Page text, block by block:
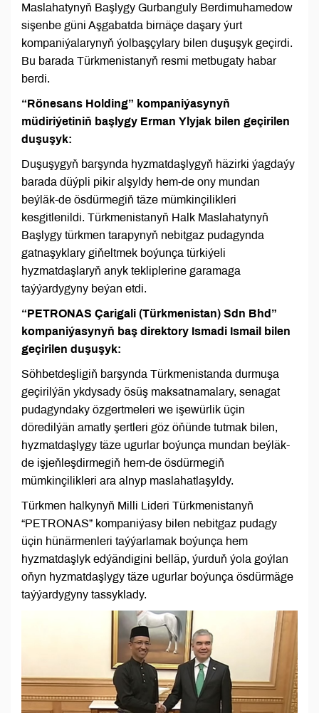
Maslahatynyň Başlygy Gurbanguly Berdimuhamedow
sişenbe güni Aşgabatda birnäçe daşary ýurt
kompaniýalarynyň ýolbaşçylary bilen duşuşyk geçirdi.
Bu barada Türkmenistanyň resmi metbugaty habar
berdi.
“Rönesans Holding” kompaniýasynyň
müdiriýetiniň başlygy Erman Ylyjak bilen geçirilen
duşuşyk:
Duşuşygyň barşynda hyzmatdaşlygyň häzirki ýagdaýy
barada düýpli pikir alşyldy hem-de ony mundan
beýläk-de ösdürmegiň täze mümkinçilikleri
kesgitlenildi. Türkmenistanyň Halk Maslahatynyň
Başlygy türkmen tarapynyň nebitgaz pudagynda
gatnaşyklary giňeltmek boýunça türkiýeli
hyzmatdaşlaryň anyk tekliplerine garamaga
taýýardygyny beýan etdi.
“PETRONAS Çarigali (Türkmenistan) Sdn Bhd”
kompaniýasynyň baş direktory Ismadi Ismail bilen
geçirilen duşuşyk:
Söhbetdeşligiň barşynda Türkmenistanda durmuşa
geçirilýän ykdysady ösüş maksatnamalary, senagat
pudagyndaky özgertmeleri we işewürlik üçin
döredilýän amatly şertleri göz öňünde tutmak bilen,
hyzmatdaşlygy täze ugurlar boýunça mundan beýläk-
de işjeňleşdirmegiň hem-de ösdürmegiň
mümkinçilikleri ara alnyp maslahatlaşyldy.
Türkmen halkynyň Milli Lideri Türkmenistanyň
“PETRONAS” kompaniýasy bilen nebitgaz pudagy
üçin hünärmenleri taýýarlamak boýunça hem
hyzmatdaşlyk edýändigini belläp, ýurduň ýola goýlan
oňyn hyzmatdaşlygy täze ugurlar boýunça ösdürmäge
taýýardygyny tassyklady.